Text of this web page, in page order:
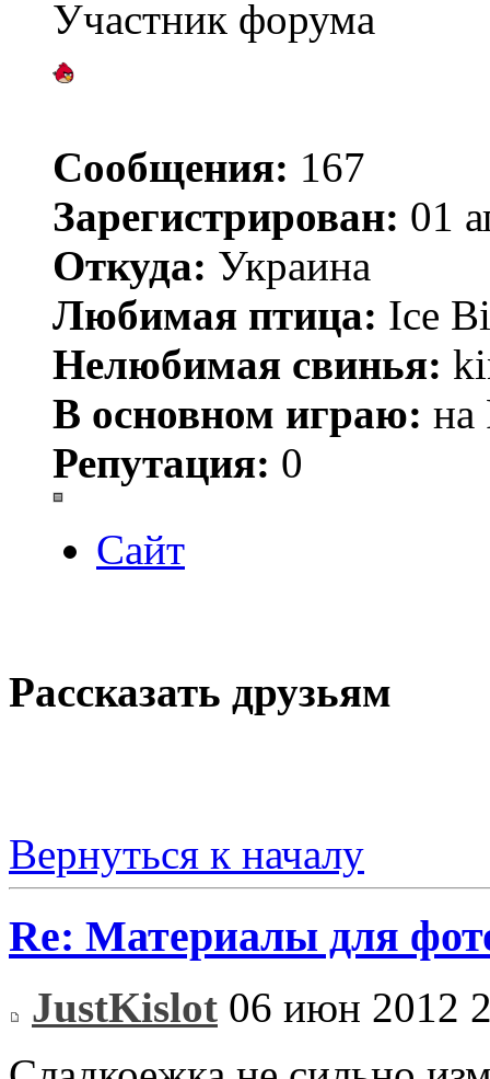
Участник форума
Сообщения: 167
Зарегистрирован: 01
Откуда: Украина
Любимая птица: Ice
Нелюбимая свинья:
В основном играю: на
Репутация: 0
Сайт
Рассказать друзьям
Вернуться к началу
Re: Материалы для
JustKislot 06 июн 2012